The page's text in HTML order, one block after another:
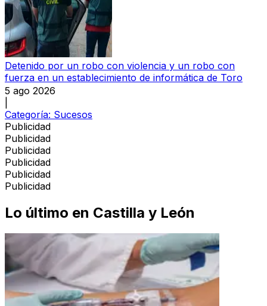
Detenido por un robo con violencia y un robo con
fuerza en un establecimiento de informática de Toro
5 ago 2026
Categoría: Sucesos
Publicidad
Publicidad
Publicidad
Publicidad
Publicidad
Publicidad
Lo último en Castilla y León